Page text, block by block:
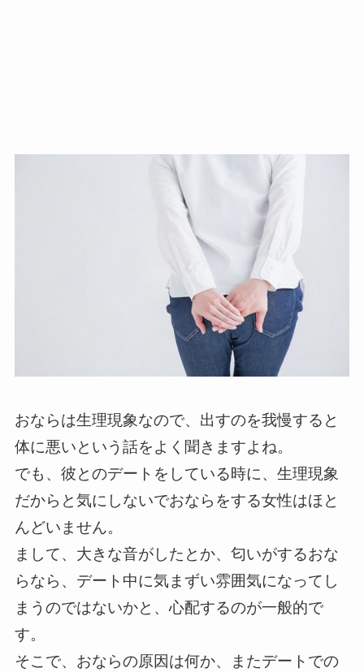
おならは生理現象なので、出すのを我慢すると
体に悪いという話をよく聞きますよね。
でも、彼とのデートをしている時に、生理現象
だからと気にしないでおならをする女性はほと
んどいません。
まして、大きな音がしたとか、匂いがするおな
らなら、デート中に気まずい雰囲気になってし
まうのではないかと、心配するのが一般的で
す。
そこで、おならの原因は何か、またデートでの